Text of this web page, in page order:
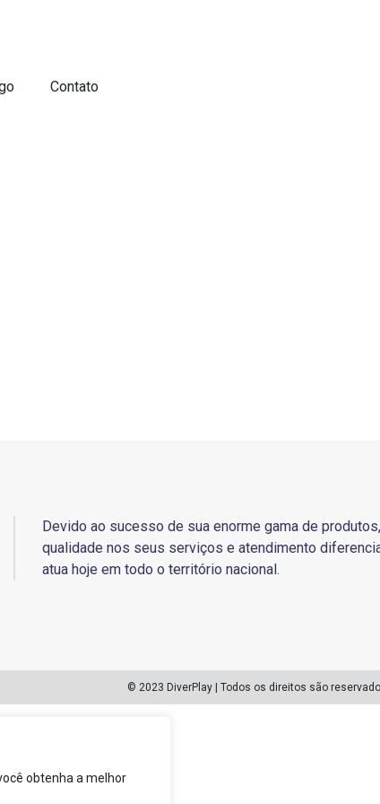
obtenha a melhor
Contato
Devido ao sucesso de sua enorme gama de
qualidade nos seus serviços e atendimento
atua hoje em todo o território nacional.
© 2023 DiverPlay | Todos os direitos são